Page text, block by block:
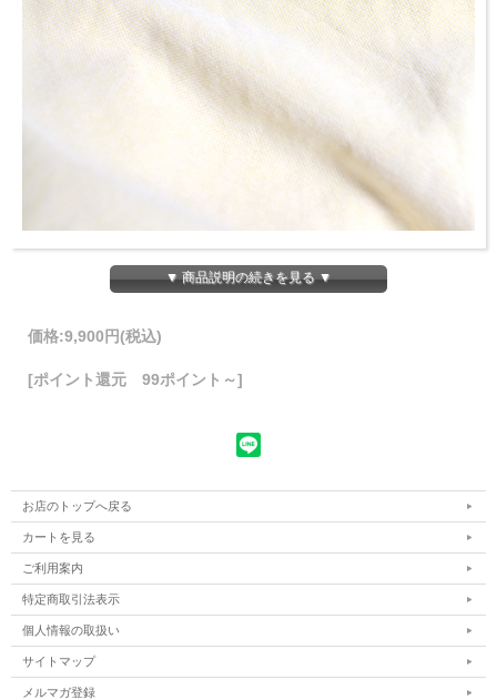
▼ 商品説明の続きを見る ▼
価格:9,900円(税込)
[ポイント還元 99ポイント～]
お店のトップへ戻る
カートを見る
ご利用案内
特定商取引法表示
個人情報の取扱い
サイトマップ
メルマガ登録